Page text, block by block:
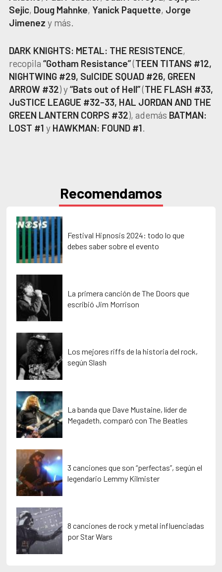
Sejic, Doug Mahnke, Yanick Paquette, Jorge
Jimenez y más.
DARK KNIGHTS: METAL: THE RESISTENCE,
recopila “Gotham Resistance”(TEEN TITANS #12,
NIGHTWING #29, SuICIDE SQUAD #26, GREEN
ARROW #32) y“Bats out of Hell”(THE FLASH #33,
JuSTICE LEAGUE #32-33, HAL JORDAN AND THE
GREEN LANTERN CORPS #32), además BATMAN:
LOST #1 y HAWKMAN: FOUND #1.
Recomendamos
Festival Hipnosis 2024: todo lo que
debes saber sobre el evento
La primera canción de The Doors que
escribió Jim Morrison
Los mejores riffs de la historia del rock,
según Slash
La banda que Dave Mustaine, líder de
Megadeth, comparó con The Beatles
3 canciones que son “perfectas”, según el
legendario Lemmy Kilmister
8 canciones de rock y metal influenciadas
por Star Wars